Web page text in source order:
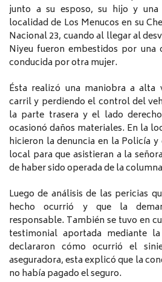
junto a su esposo, su hijo y
localidad de Los Menucos en su
Nacional 23, cuando al llegar al
Niyeu fueron embestidos por una
conducida por otra mujer.
Ésta realizó una maniobra a alta
carril y perdiendo el control del
la parte trasera y el lado
ocasionó daños materiales. En la
hicieron la denuncia en la Policía
local para que asistieran a la
de haber sido operada de la
Luego de análisis de las pericias
hecho ocurrió y que la
responsable. También se tuvo en
testimonial aportada mediante
declararon cómo ocurrió el
aseguradora, esta explicó que la
no había pagado el seguro.